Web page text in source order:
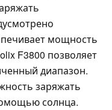
мощность
F3800 позволяет
диапазон.
заряжать
солнца.